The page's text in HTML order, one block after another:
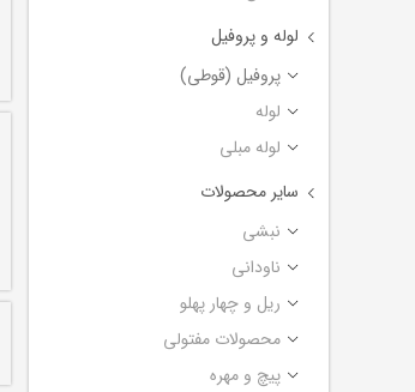
لوله و پروفیل
پروفیل (قوطی)
لوله
لوله مبلی
سایر محصولات
نبشی
ناودانی
ریل و چهار پهلو
محصولات مفتولی
پیچ و مهره